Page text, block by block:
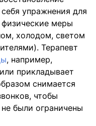
упражнения для
меры
холодом, светом
Терапевт
, например,
прикладывает
снимается
чтобы
были ограничены